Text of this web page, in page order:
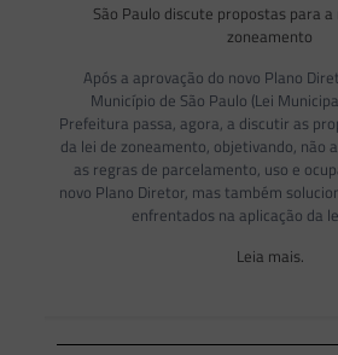
São Paulo discute propostas para
zoneamento
Após a aprovação do novo Plano
Município de São Paulo (Lei
Prefeitura passa, agora, a discutir as
da lei de zoneamento, objetivando, não
as regras de parcelamento, uso e
novo Plano Diretor, mas também
enfrentados na aplicação da
Leia mais.